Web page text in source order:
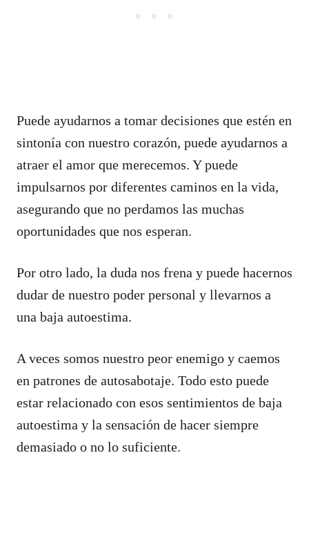
Puede ayudarnos a tomar decisiones que estén en
sintonía con nuestro corazón, puede ayudarnos a
atraer el amor que merecemos. Y puede
impulsarnos por diferentes caminos en la vida,
asegurando que no perdamos las muchas
oportunidades que nos esperan.
Por otro lado, la duda nos frena y puede hacernos
dudar de nuestro poder personal y llevarnos a
una baja autoestima.
A veces somos nuestro peor enemigo y caemos
en patrones de autosabotaje. Todo esto puede
estar relacionado con esos sentimientos de baja
autoestima y la sensación de hacer siempre
demasiado o no lo suficiente.